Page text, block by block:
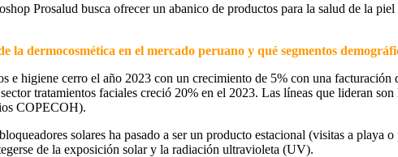
Prosalud busca ofrecer un abanico de productos para la salud de la
la dermocosmética en el mercado peruano y qué segmentos
e higiene cerro el año 2023 con un crecimiento de 5% con una
tratamientos faciales creció 20% en el 2023. Las líneas que lideran
COPECOH).
solares ha pasado a ser un producto estacional (visitas a
de la exposición solar y la radiación ultravioleta (UV).